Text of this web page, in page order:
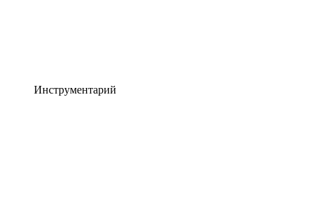
Инструментарий